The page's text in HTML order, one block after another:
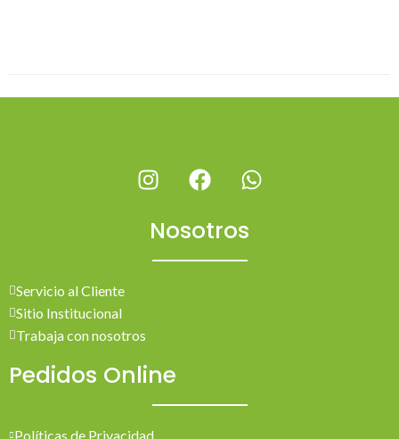
Nosotros
Servicio al Cliente
Sitio Institucional
Trabaja con nosotros
Pedidos Online
Políticas de Privacidad